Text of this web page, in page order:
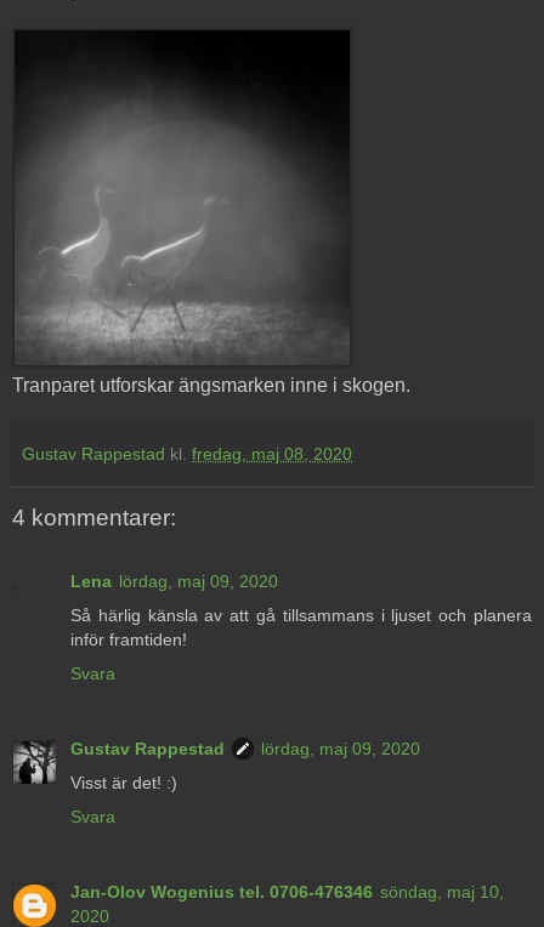
Tranparet utforskar ängsmarken inne i skogen.
Gustav Rappestad kl. fredag, maj 08, 2020
4 kommentarer:
Lena lördag, maj 09, 2020
Så härlig känsla av att gå tillsammans i ljuset och planera
inför framtiden!
Svara
Gustav Rappestad
lördag, maj 09, 2020
Visst är det! :)
Svara
Jan-Olov Wogenius tel. 0706-476346 söndag, maj 10,
2020